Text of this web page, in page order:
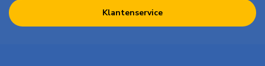
Klantenservice